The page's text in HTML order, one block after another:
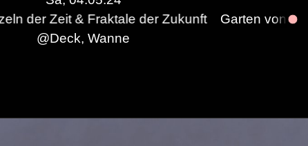
der Zukunft
Garten von Eben x Fractal
@Deck, Wanne